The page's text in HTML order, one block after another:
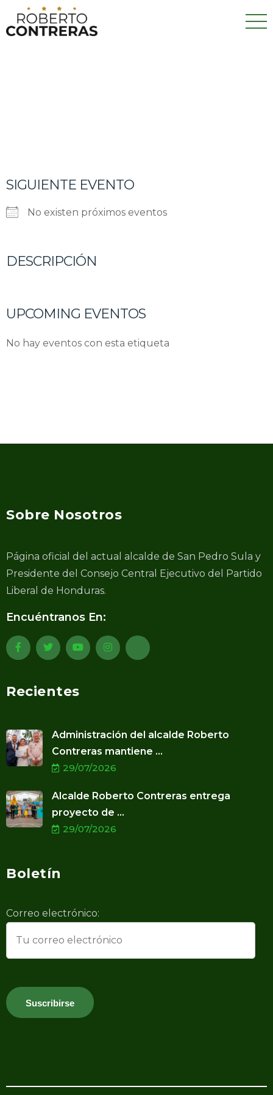
SIGUIENTE EVENTO
No existen próximos eventos
DESCRIPCIÓN
UPCOMING EVENTOS
No hay eventos con esta etiqueta
Sobre Nosotros
Página oficial del actual alcalde de San Pedro Sula y
Presidente del Consejo Central Ejecutivo del Partido
Liberal de Honduras.
Encuéntranos En:
Recientes
Administración del alcalde Roberto
Contreras mantiene ...
29/07/2026
Alcalde Roberto Contreras entrega
proyecto de ...
29/07/2026
Boletín
Correo electrónico: